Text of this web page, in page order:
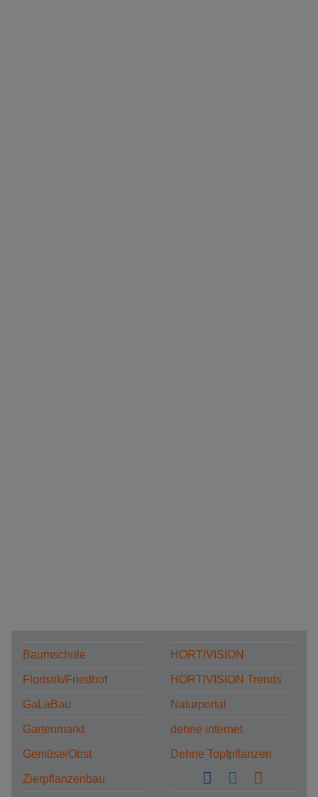
Baumschule
Floristik/Friedhof
GaLaBau
Gartenmarkt
Gemüse/Obst
Zierpflanzenbau
HORTIVISION
HORTIVISION Trends
Naturportal
dehne internet
Dehne Topfpflanzen